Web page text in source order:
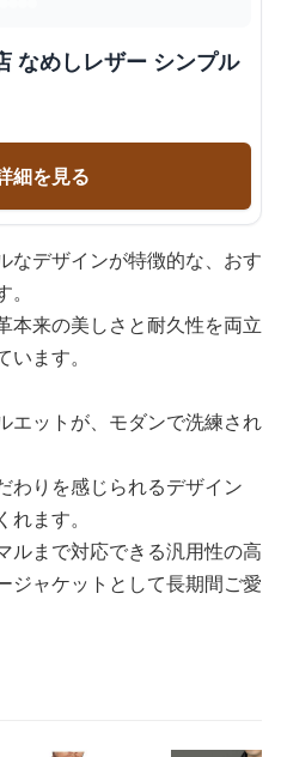
なめしレザー シンプル
細を見る
なデザインが特徴的な、おす
本来の美しさと耐久性を両立
ます。
エットが、モダンで洗練され
わりを感じられるデザイン
ます。
ルまで対応できる汎用性の高
ジャケットとして長期間ご愛